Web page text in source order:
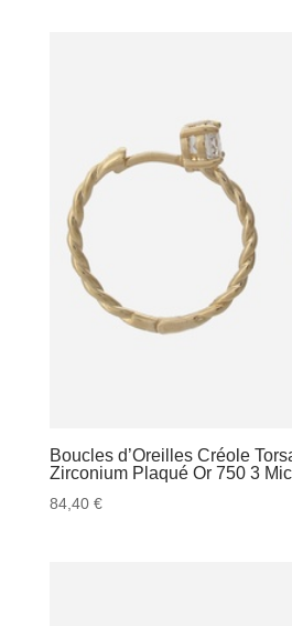
Boucles d’Oreilles Créole
Zirconium Plaqué Or 750 3
84,40 €